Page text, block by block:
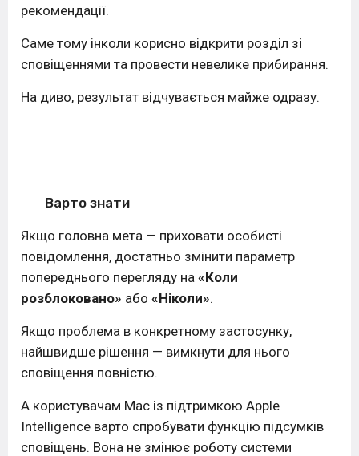
рекомендації.
Саме тому інколи корисно відкрити розділ зі
сповіщеннями та провести невелике прибирання.
На диво, результат відчувається майже одразу.
Варто знати
Якщо головна мета — приховати особисті
повідомлення, достатньо змінити параметр
попереднього перегляду на «Коли
розблоковано» або «Ніколи».
Якщо проблема в конкретному застосунку,
найшвидше рішення — вимкнути для нього
сповіщення повністю.
А користувачам Mac із підтримкою Apple
Intelligence варто спробувати функцію підсумків
сповіщень. Вона не змінює роботу системи